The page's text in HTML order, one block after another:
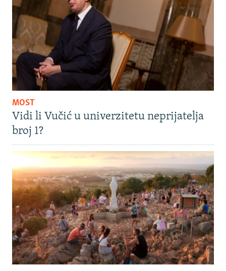
MOST
Vidi li Vučić u univerzitetu neprijatelja
broj 1?